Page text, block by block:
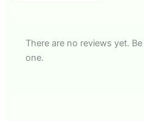
There are no reviews yet.
one.